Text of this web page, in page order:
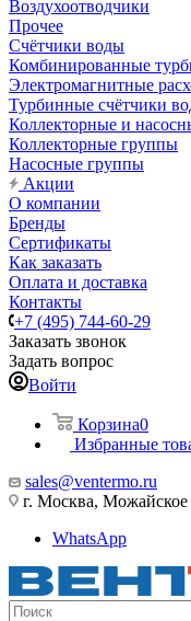
Воздухоотводчики
Прочее
Счётчики воды
Комбинированные
Электромагнитные
Турбинные счётчики
Коллекторные и
Коллекторные группы
Насосные группы
Акции
О компании
Бренды
Сертификаты
Как заказать
Оплата и доставка
Контакты
+7 (495) 744-60-29
Заказать звонок
Задать вопрос
Войти
Корзина0
Избранные
sales@ventermo.ru
г. Москва, Можайское
WhatsApp